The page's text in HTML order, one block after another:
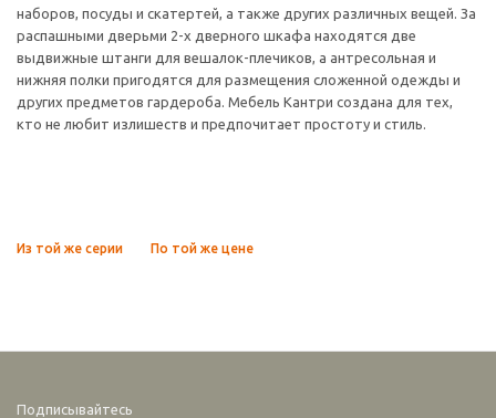
наборов, посуды и скатертей, а также других различных вещей. За
распашными дверьми 2-х дверного шкафа находятся две
выдвижные штанги для вешалок-плечиков, а антресольная и
нижняя полки пригодятся для размещения сложенной одежды и
других предметов гардероба. Мебель Кантри создана для тех,
кто не любит излишеств и предпочитает простоту и стиль.
Из той же серии По той же цене
Подписывайтесь